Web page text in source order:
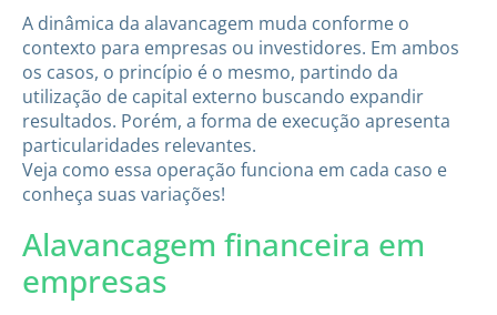
A dinâmica da alavancagem muda conforme o
contexto para empresas ou investidores. Em ambos
os casos, o princípio é o mesmo, partindo da
utilização de capital externo buscando expandir
resultados. Porém, a forma de execução apresenta
particularidades relevantes.
Veja como essa operação funciona em cada caso e
conheça suas variações!
Alavancagem financeira em
empresas